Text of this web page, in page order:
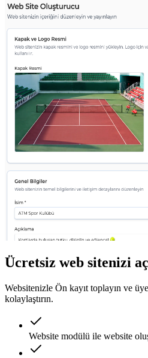
Ücretsiz web sitenizi
Websitenizle Ön kayıt toplayın ve
kolaylaştırın.
Website modülü ile website